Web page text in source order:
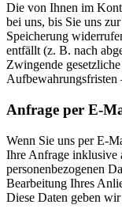
Die von Ihnen im
bei uns, bis Sie uns
Speicherung
entfällt (z. B. nach
Zwingende
Aufbewahrungsfristen
Anfrage per E-
Wenn Sie uns per E-
Ihre Anfrage inklusive
personenbezogenen
Bearbeitung Ihres
Diese Daten geben